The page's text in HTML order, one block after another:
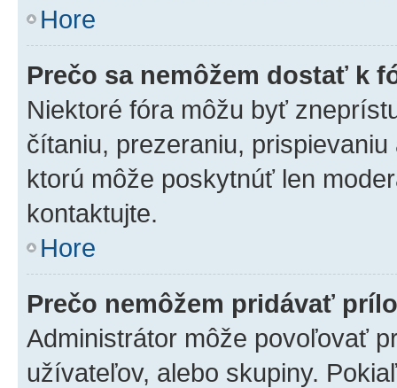
Hore
Prečo sa nemôžem dostať k
Niektoré fóra môžu byť
čítaniu, prezeraniu,
ktorú môže poskytnúť len
kontaktujte.
Hore
Prečo nemôžem pridávať
Administrátor môže povoľovať
užívateľov, alebo skupiny.